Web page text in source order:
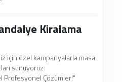
Kiralama
için özel kampanyalarla masa
sunuyoruz.
Profesyonel Çözümler!"